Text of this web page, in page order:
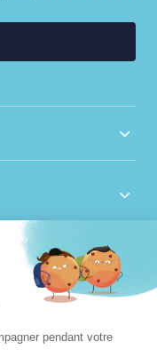
pendant votre